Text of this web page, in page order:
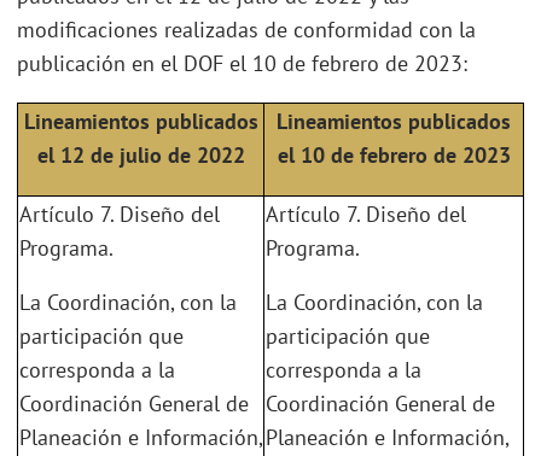
modificaciones realizadas de conformidad con la
publicación en el DOF el 10 de febrero de 2023:
Lineamientos publicados
el 12 de julio de 2022
Lineamientos publicados
el 10 de febrero de 2023
Artículo 7. Diseño del
Programa.
La Coordinación, con la
participación que
corresponda a la
Coordinación General de
Planeación e Información,
Artículo 7. Diseño del
Programa.
La Coordinación, con la
participación que
corresponda a la
Coordinación General de
Planeación e Información,